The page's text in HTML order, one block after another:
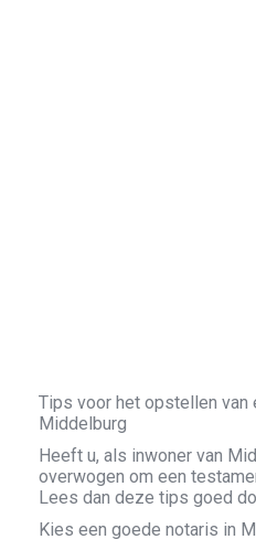
Tips voor het opstellen van
Middelburg
Heeft u, als inwoner van
overwogen om een
Lees dan deze tips goed
Kies een goede notaris in